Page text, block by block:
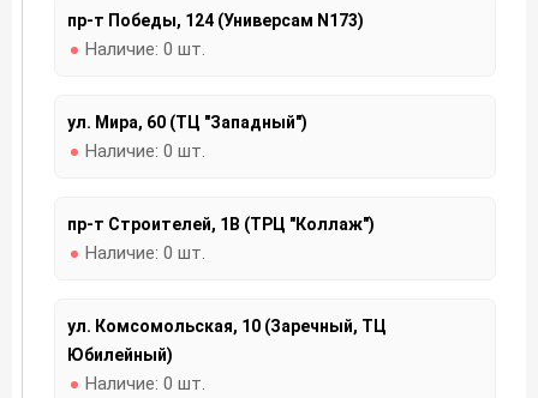
пр-т Победы, 124 (Универсам N173)
Наличие: 0 шт.
ул. Мира, 60 (ТЦ "Западный")
Наличие: 0 шт.
пр-т Строителей, 1В (ТРЦ "Коллаж")
Наличие: 0 шт.
ул. Комсомольская, 10 (Заречный, ТЦ
Юбилейный)
Наличие: 0 шт.